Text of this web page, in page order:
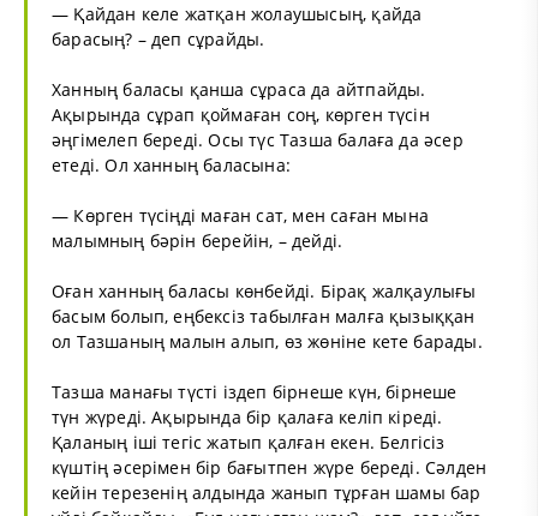
— Қайдан келе жатқан жолаушысың, қайда
барасың? – деп сұрайды.
Ханның баласы қанша сұраса да айтпайды.
Ақырында сұрап қоймаған соң, көрген түсін
әңгімелеп береді. Осы түс Тазша балаға да әсер
етеді. Ол ханның баласына:
— Көрген түсіңді маған сат, мен саған мына
малымның бәрін берейін, – дейді.
Оған ханның баласы көнбейді. Бірақ жалқаулығы
басым болып, еңбексіз табылған малға қызыққан
ол Тазшаның малын алып, өз жөніне кете барады.
Тазша манағы түсті іздеп бірнеше күн, бірнеше
түн жүреді. Ақырында бір қалаға келіп кіреді.
Қаланың іші тегіс жатып қалған екен. Белгісіз
күштің әсерімен бір бағытпен жүре береді. Сәлден
кейін терезенің алдында жанып тұрған шамы бар